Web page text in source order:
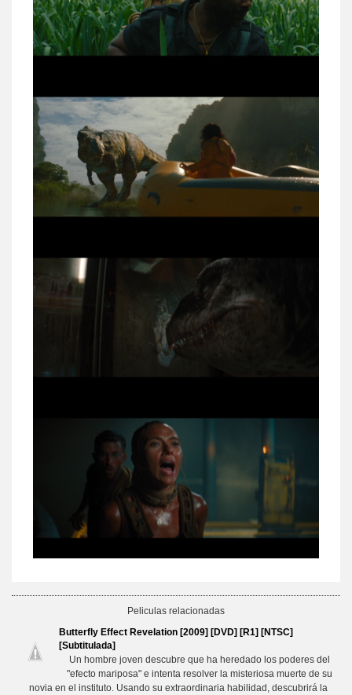
Peliculas relacionadas
Butterfly Effect Revelation [2009] [DVD] [R1] [NTSC]
[Subtitulada]
Un hombre joven descubre que ha heredado los poderes del
"efecto mariposa" e intenta resolver la misteriosa muerte de su
novia en el instituto. Usando su extraordinaria habilidad, descubrirá la